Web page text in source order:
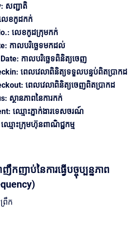
សញ្ជាតិ
េខកូដកក់
លេខកូដក្រុមកក់
កាលបរិច្ឆេទមកដល់
កាលបរិច្ឆេទពិនិត្យចេញ
ពេលវេលាពិនិត្យទទួលបន្ទប់ពិតប្រាកដ
ពេលវេលាពិនិត្យចេញពិតប្រាកដ
ស្ថានភាពនៃការកក់
ឈ្មោះភ្នាក់ងារទេសចរណ៍
មោះក្រុមហ៊ុនពាណិជ្ជកម្ម
ាប់នៃការធ្វើបច្ចុប្បន្នភាព
រឹក